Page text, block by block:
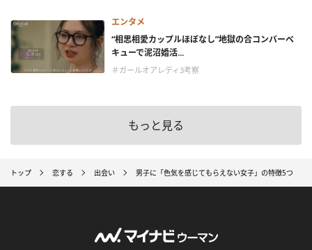
エンタメ
“相思相愛カップルほぼなし”地獄の合コンバーベ
キューで泥沼婚活...
＃ガールオアレディ3考察
もっと見る
トップ 恋する 出会い 男子に「色気を感じてもらえない女子」の特徴5つ